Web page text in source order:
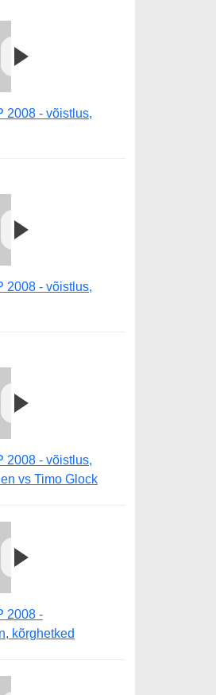
2008 - võistlus,
2008 - võistlus,
2008 - võistlus,
vs Timo Glock
2008 -
kõrghetked